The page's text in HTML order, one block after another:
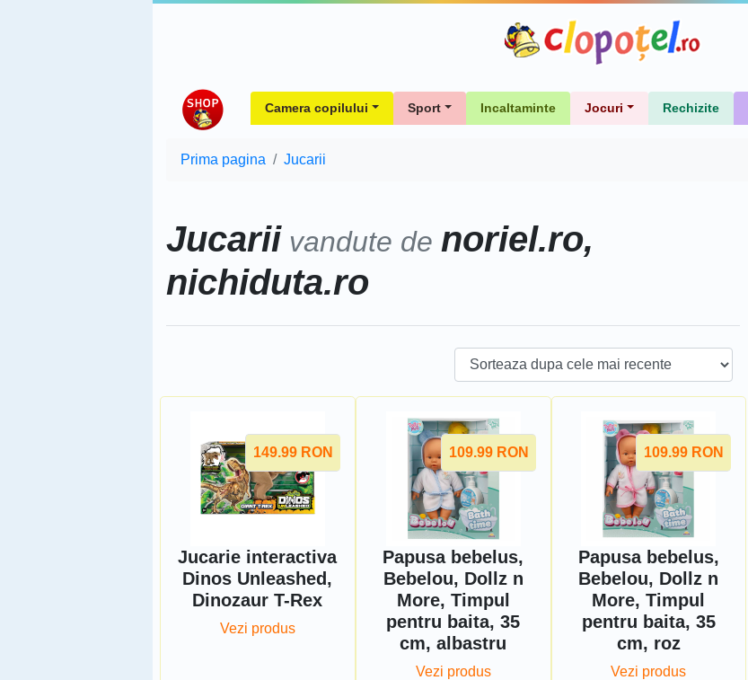
Camera copilului Sport Incaltaminte Jocuri Rechizite
Prima pagina Jucarii
Jucarii vandute de noriel.ro,
nichiduta.ro
149.99 RON
Jucarie interactiva
Dinos Unleashed,
Dinozaur T-Rex
Vezi produs
109.99 RON
Papusa bebelus,
Bebelou, Dollz n
More, Timpul
pentru baita, 35
cm, albastru
Vezi produs
109.99 RON
Papusa bebelus,
Bebelou, Dollz n
More, Timpul
pentru baita, 35
cm, roz
Vezi produs